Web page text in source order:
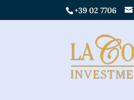
+39 02 7706